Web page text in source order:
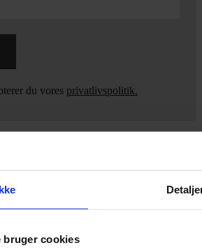
bruger cookies
du vores privatlivspolitik.
eller ønsker ny inspiration, så skriv til